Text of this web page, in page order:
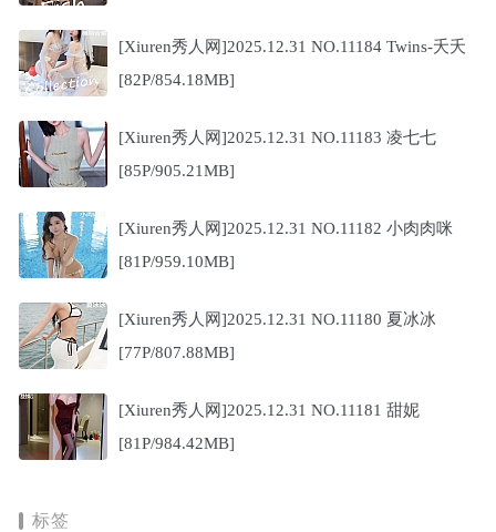
[Xiuren秀人网]2025.12.31 NO.11184 Twins-夭夭
[82P/854.18MB]
[Xiuren秀人网]2025.12.31 NO.11183 凌七七
[85P/905.21MB]
[Xiuren秀人网]2025.12.31 NO.11182 小肉肉咪
[81P/959.10MB]
[Xiuren秀人网]2025.12.31 NO.11180 夏冰冰
[77P/807.88MB]
[Xiuren秀人网]2025.12.31 NO.11181 甜妮
[81P/984.42MB]
标签